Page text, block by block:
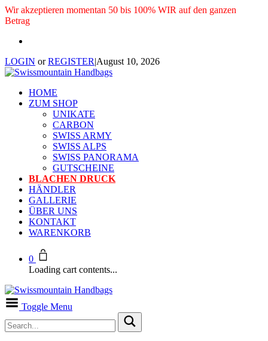
Wir akzeptieren momentan 50 bis 100% WIR auf den ganzen
Betrag
LOGIN orREGISTER|August 10, 2026
HOME
ZUM SHOP
UNIKATE
CARBON
SWISS ARMY
SWISS ALPS
SWISS PANORAMA
GUTSCHEINE
BLACHEN DRUCK
HÄNDLER
GALLERIE
ÜBER UNS
KONTAKT
WARENKORB
0
Loading cart contents...
Toggle Menu